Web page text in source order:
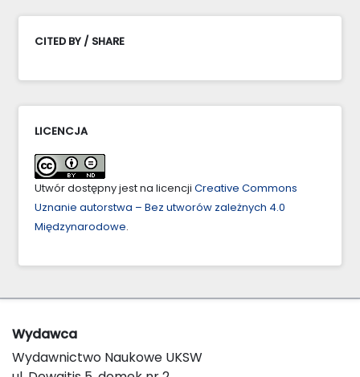
CITED BY / SHARE
LICENCJA
Utwór dostępny jest na licencji Creative Commons
Uznanie autorstwa – Bez utworów zależnych 4.0
Międzynarodowe.
Wydawca
Wydawnictwo Naukowe UKSW